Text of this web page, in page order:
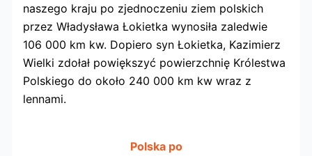
naszego kraju po zjednoczeniu ziem polskich
przez Władysława Łokietka wynosiła zaledwie
106 000 km kw. Dopiero syn Łokietka, Kazimierz
Wielki zdołał powiększyć powierzchnię Królestwa
Polskiego do około 240 000 km kw wraz z
lennami.
Polska po